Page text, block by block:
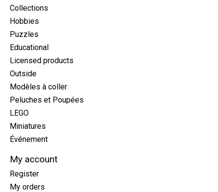
Collections
Hobbies
Puzzles
Educational
Licensed products
Outside
Modèles à coller
Peluches et Poupées
LEGO
Miniatures
Événement
My account
Register
My orders